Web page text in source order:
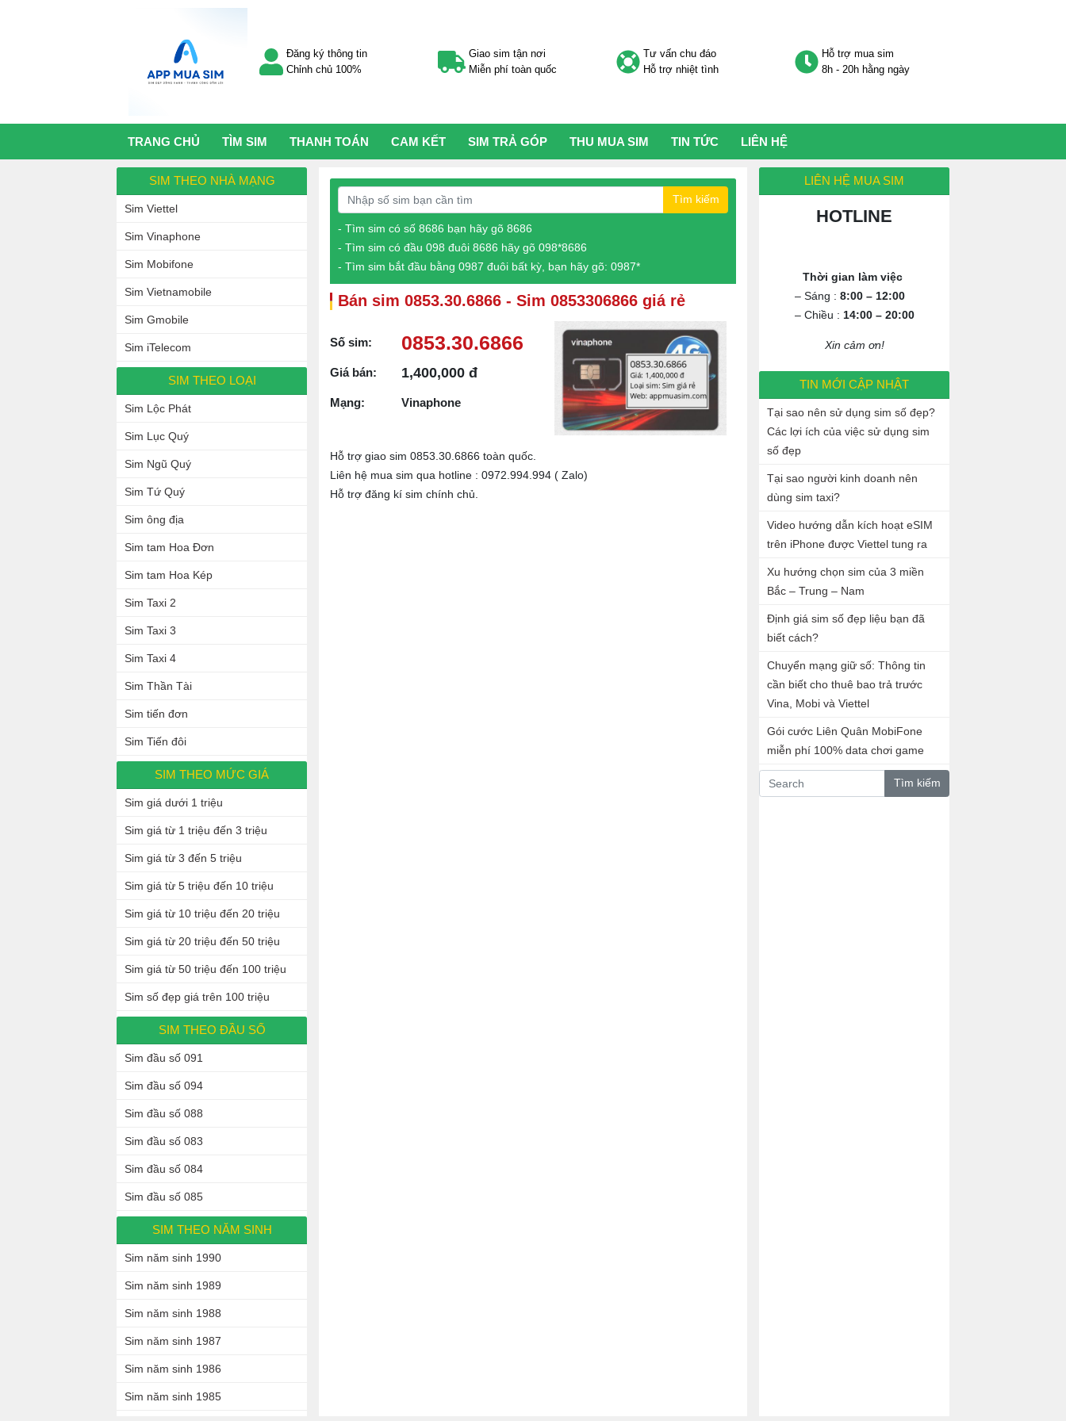
Đăng ký thông tin
Chỉnh chủ 100%
Giao sim tận nơi
Miễn phí toàn quốc
Tư vấn chu đáo
Hỗ trợ nhiệt tình
Hỗ trợ mua sim
8h - 20h hằng ngày
TRANG CHỦ TÌM SIM THANH TOÁN CAM KẾT SIM TRẢ GÓP THU MUA SIM TIN TỨC LIÊN HỆ
Tìm kiếm
- Tìm sim có số 8686 bạn hãy gõ 8686
- Tìm sim có đầu 098 đuôi 8686 hãy gõ 098*8686
- Tìm sim bắt đầu bằng 0987 đuôi bất kỳ, bạn hãy gõ: 0987*
Bán sim 0853.30.6866 - Sim 0853306866 giá rẻ
Số sim: 0853.30.6866
Giá bán: 1,400,000 đ
Mạng: Vinaphone
Hỗ trợ giao sim 0853.30.6866 toàn quốc.
Liên hệ mua sim qua hotline : 0972.994.994 ( Zalo)
Hỗ trợ đăng kí sim chính chủ.
SIM THEO NHÀ MẠNG
Sim Viettel
Sim Vinaphone
Sim Mobifone
Sim Vietnamobile
Sim Gmobile
Sim iTelecom
SIM THEO LOẠI
Sim Lộc Phát
Sim Lục Quý
Sim Ngũ Quý
Sim Tứ Quý
Sim ông địa
Sim tam Hoa Đơn
Sim tam Hoa Kép
Sim Taxi 2
Sim Taxi 3
Sim Taxi 4
Sim Thần Tài
Sim tiến đơn
Sim Tiến đôi
SIM THEO MỨC GIÁ
Sim giá dưới 1 triệu
Sim giá từ 1 triệu đến 3 triệu
Sim giá từ 3 đến 5 triệu
Sim giá từ 5 triệu đến 10 triệu
Sim giá từ 10 triệu đến 20 triệu
Sim giá từ 20 triệu đến 50 triệu
Sim giá từ 50 triệu đến 100 triệu
Sim số đẹp giá trên 100 triệu
SIM THEO ĐẦU SỐ
Sim đầu số 091
Sim đầu số 094
Sim đầu số 088
Sim đầu số 083
Sim đầu số 084
Sim đầu số 085
SIM THEO NĂM SINH
Sim năm sinh 1990
Sim năm sinh 1989
Sim năm sinh 1988
Sim năm sinh 1987
Sim năm sinh 1986
Sim năm sinh 1985
LIÊN HỆ MUA SIM
HOTLINE
Thời gian làm việc
– Sáng : 8:00 – 12:00
– Chiều : 14:00 – 20:00
Xin cảm ơn!
TIN MỚI CẬP NHẬT
Tại sao nên sử dụng sim số đẹp?
Các lợi ích của việc sử dụng sim
số đẹp
Tại sao người kinh doanh nên
dùng sim taxi?
Video hướng dẫn kích hoạt eSIM
trên iPhone được Viettel tung ra
Xu hướng chọn sim của 3 miền
Bắc – Trung – Nam
Định giá sim số đẹp liệu bạn đã
biết cách?
Chuyển mạng giữ số: Thông tin
cần biết cho thuê bao trả trước
Vina, Mobi và Viettel
Gói cước Liên Quân MobiFone
miễn phí 100% data chơi game
Tìm kiếm